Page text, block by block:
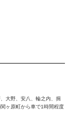
大野、安八、輪之内、揖
ヶ原町から車で1時間程度